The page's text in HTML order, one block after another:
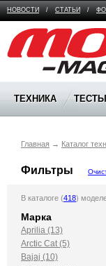
НОВОСТИ / СТАТЬИ /
Moto Magazine
ТЕХНИКА ТЕСТЫ
Главная → Каталог
Фильтры
В каталоге (418)
Марка
Aprilia (13)
Arctic Cat (5)
Bajaj (10)